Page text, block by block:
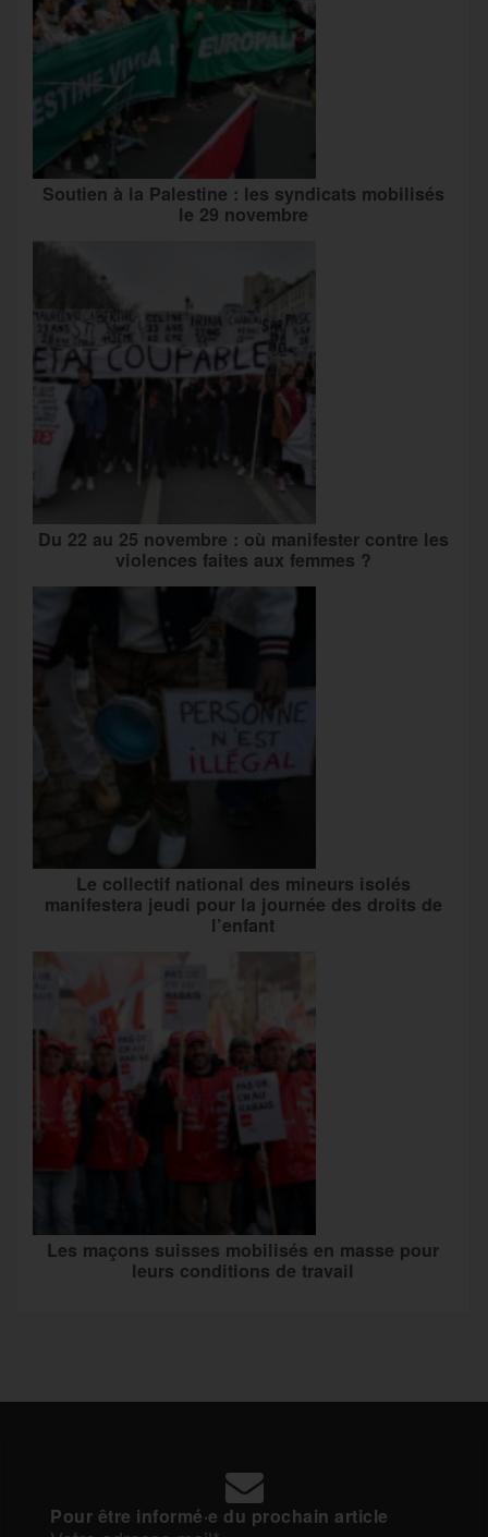
Soutien à la Palestine : les syndicats mobilisés
le 29 novembre
Du 22 au 25 novembre : où manifester contre les
violences faites aux femmes ?
Le collectif national des mineurs isolés
manifestera jeudi pour la journée des droits de
l’enfant
Les maçons suisses mobilisés en masse pour
leurs conditions de travail
Pour être informé·e du prochain article